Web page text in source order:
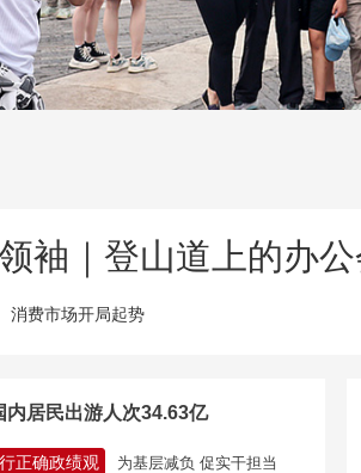
袖｜登山道上的办
消费市场开局起势
内居民出游人次34.63亿
正确政绩观 为基层减负 促实干担当